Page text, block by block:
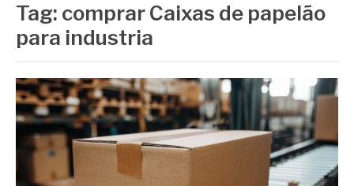
Tag: comprar Caixas de papelão
para industria